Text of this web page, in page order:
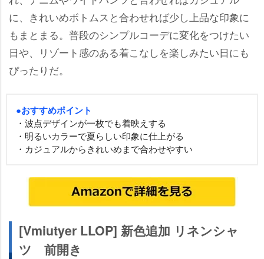
に、きれいめボトムスと合わせれば少し上品な印象に
もまとまる。普段のシンプルコーデに変化をつけたい
日や、リゾート感のある着こなしを楽しみたい日にも
ぴったりだ。
●おすすめポイント
・波点デザインが一枚でも着映えする
・明るいカラーで夏らしい印象に仕上がる
・カジュアルからきれいめまで合わせやすい
[Vmiutyer LLOP] 新色追加 リネンシャ
ツ 前開き